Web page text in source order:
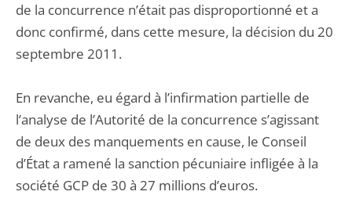
de la concurrence n’était pas disproportionné et a
donc confirmé, dans cette mesure, la décision du 20
septembre 2011.
En revanche, eu égard à l’infirmation partielle de
l’analyse de l’Autorité de la concurrence s’agissant
de deux des manquements en cause, le Conseil
d’État a ramené la sanction pécuniaire infligée à la
société GCP de 30 à 27 millions d’euros.